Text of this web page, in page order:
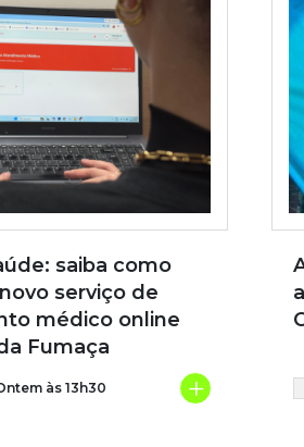
saiba como
serviço de
médico online
Fumaça
às 13h30 +